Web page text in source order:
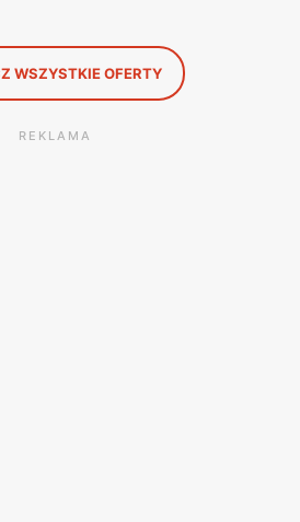
WSZYSTKIE OFERTY
REKLAMA